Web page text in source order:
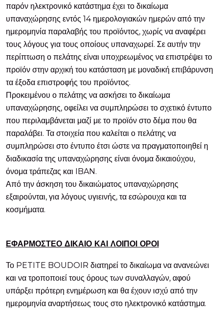
παρόν ηλεκτρονικό κατάστημα έχει το δικαίωμα
υπαναχώρησης εντός 14 ημερολογιακών ημερών από την
ημερομηνία παραλαβής του προϊόντος, χωρίς να αναφέρει
τους λόγους για τους οποίους υπαναχωρεί. Σε αυτήν την
περίπτωση ο πελάτης είναι υποχρεωμένος να επιστρέψει το
προϊόν στην αρχική του κατάσταση με μοναδική επιβάρυνση
τα έξοδα επιστροφής του προϊόντος.
Προκειμένου ο πελάτης να ασκήσει το δικαίωμα
υπαναχώρησης, οφείλει να συμπληρώσει το σχετικό έντυπο
που περιλαμβάνεται μαζί με το προϊόν στο δέμα που θα
παραλάβει. Τα στοιχεία που καλείται ο πελάτης να
συμπληρώσει στο έντυπο έτσι ώστε να πραγματοποιηθεί η
διαδικασία της υπαναχώρησης είναι όνομα δικαιούχου,
όνομα τράπεζας και IBAN.
Από την άσκηση του δικαιώματος υπαναχώρησης
εξαιρούνται, για λόγους υγιεινής, τα εσώρουχα και τα
κοσμήματα.
ΕΦΑΡΜΟΣΤΕΟ ΔΙΚΑΙΟ ΚΑΙ ΛΟΙΠΟΙ ΟΡΟΙ
Το PETITE BOUDOIR διατηρεί το δικαίωμα να ανανεώνει
και να τροποποιεί τους όρους των συναλλαγών, αφού
υπάρξει πρότερη ενημέρωση και θα έχουν ισχύ από την
ημερομηνία αναρτήσεως τους στο ηλεκτρονικό κατάστημα.